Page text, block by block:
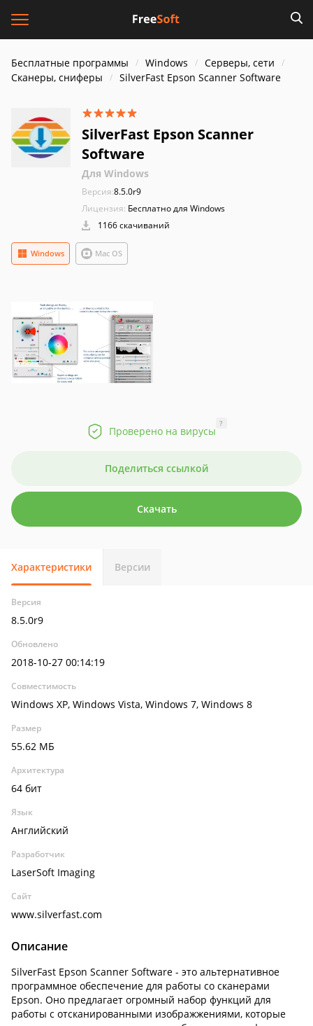
Бесплатные программы Windows
Серверы, сети
Сканеры, сниферы
SilverFast Epson Scanner Software
SilverFast Epson Scanner
Software
Для Windows
Версия:8.5.0r9
Лицензия: Бесплатно для Windows
1166 скачиваний
Mac OS
Windows
Проверено на вирусы
?
Поделиться ссылкой
Скачать
Характеристики Версии
Версия
8.5.0r9
Обновлено
2018-10-27 00:14:19
Совместимость
Windows XP, Windows Vista, Windows 7, Windows 8
Размер
55.62 МБ
Архитектура
64 бит
Язык
Английский
Разработчик
LaserSoft Imaging
Сайт
www.silverfast.com
Описание
SilverFast Epson Scanner Software - это альтернативное
программное обеспечение для работы со сканерами
Epson. Оно предлагает огромный набор функций для
работы с отсканированными изображжениями, которые